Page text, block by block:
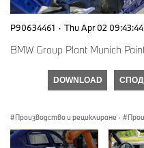
P90634461 · Thu Apr 02
BMW Group Plant Munich
DOWNLOAD
Производство и рециклиране ·